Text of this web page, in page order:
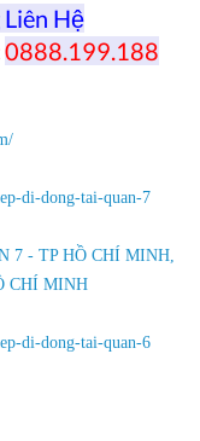
Hệ
0888.199.188
di-dong-tai-quan-7
7 - TP HỒ CHÍ MINH,
CHÍ MINH
di-dong-tai-quan-6